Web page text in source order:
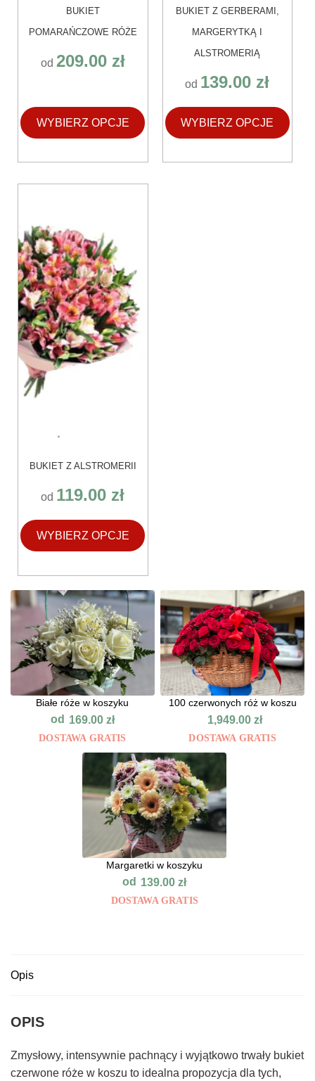
BUKIET
POMARAŃCZOWE RÓŻE
od 209.00 zł
WYBIERZ OPCJE
BUKIET Z GERBERAMI,
MARGERYTKĄ I
ALSTROMERIĄ
od 139.00 zł
WYBIERZ OPCJE
BUKIET Z ALSTROMERII
od 119.00 zł
WYBIERZ OPCJE
ma
wiele
wariantów.
Opcje
można
wybrać
na
stronie
produktu
Białe róże w koszyku
od 169.00 zł
DOSTAWA GRATIS
100 czerwonych róż w koszu
1,949.00 zł
DOSTAWA GRATIS
Margaretki w koszyku
od 139.00zł
DOSTAWA GRATIS
Opis
OPIS
Zmysłowy, intensywnie pachnący i wyjątkowo trwały bukiet
czerwone róże w koszu to idealna propozycja dla tych,